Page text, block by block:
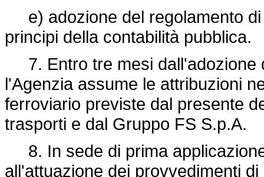
e) adozione del regolamento di
principi della contabilità pubblica.
7. Entro tre mesi dall'adozione
l'Agenzia assume le attribuzioni
ferroviario previste dal presente
trasporti e dal Gruppo FS S.p.A.
8. In sede di prima
all'attuazione dei provvedimenti